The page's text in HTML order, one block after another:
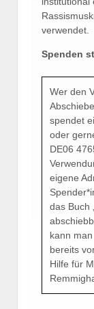
verwendet.
Spenden
Wer den
spendet
oder
DE06
eigene
das Buch
kann man
bereits
Hilfe für